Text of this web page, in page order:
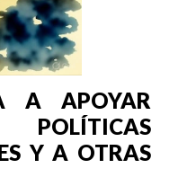
A APOYAR
Y A OTRAS